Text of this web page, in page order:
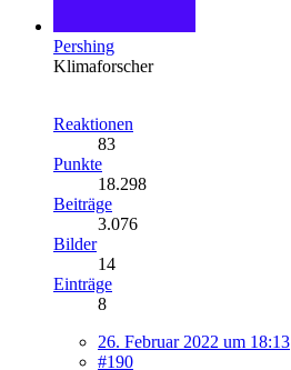
Pershing
Klimaforscher
Reaktionen
83
Punkte
18.298
Beiträge
3.076
Bilder
14
Einträge
8
26. Februar 2022 um 18:13
#190